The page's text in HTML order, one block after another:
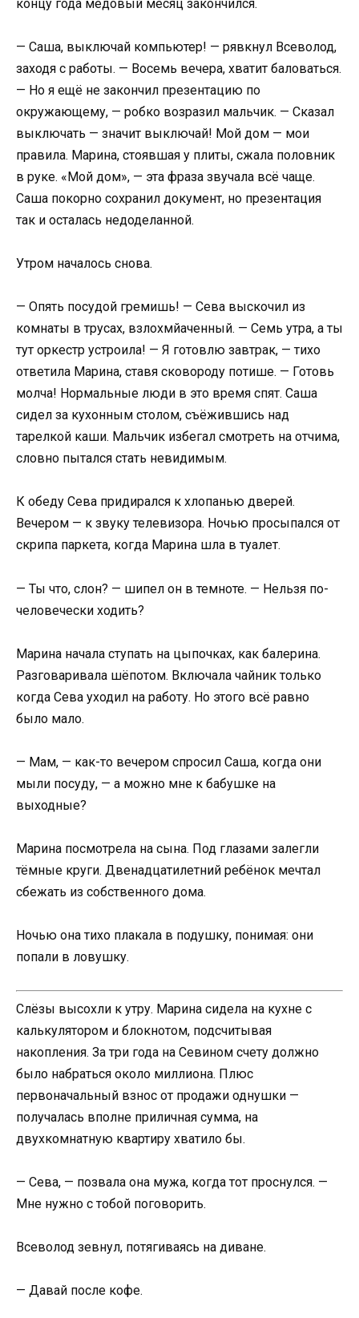
концу года медовый месяц закончился.
— Саша, выключай компьютер! — рявкнул Всеволод,
заходя с работы. — Восемь вечера, хватит баловаться.
— Но я ещё не закончил презентацию по
окружающему, — робко возразил мальчик. — Сказал
выключать — значит выключай! Мой дом — мои
правила. Марина, стоявшая у плиты, сжала половник
в руке. «Мой дом», — эта фраза звучала всё чаще.
Саша покорно сохранил документ, но презентация
так и осталась недоделанной.
Утром началось снова.
— Опять посудой гремишь! — Сева выскочил из
комнаты в трусах, взлохмйаченный. — Семь утра, а ты
тут оркестр устроила! — Я готовлю завтрак, — тихо
ответила Марина, ставя сковороду потише. — Готовь
молча! Нормальные люди в это время спят. Саша
сидел за кухонным столом, съёжившись над
тарелкой каши. Мальчик избегал смотреть на отчима,
словно пытался стать невидимым.
К обеду Сева придирался к хлопанью дверей.
Вечером — к звуку телевизора. Ночью просыпался от
скрипа паркета, когда Марина шла в туалет.
— Ты что, слон? — шипел он в темноте. — Нельзя по-
человечески ходить?
Марина начала ступать на цыпочках, как балерина.
Разговаривала шёпотом. Включала чайник только
когда Сева уходил на работу. Но этого всё равно
было мало.
— Мам, — как-то вечером спросил Саша, когда они
мыли посуду, — а можно мне к бабушке на
выходные?
Марина посмотрела на сына. Под глазами залегли
тёмные круги. Двенадцатилетний ребёнок мечтал
сбежать из собственного дома.
Ночью она тихо плакала в подушку, понимая: они
попали в ловушку.
Слёзы высохли к утру. Марина сидела на кухне с
калькулятором и блокнотом, подсчитывая
накопления. За три года на Севином счету должно
было набраться около миллиона. Плюс
первоначальный взнос от продажи однушки —
получалась вполне приличная сумма, на
двухкомнатную квартиру хватило бы.
— Сева, — позвала она мужа, когда тот проснулся. —
Мне нужно с тобой поговорить.
Всеволод зевнул, потягиваясь на диване.
— Давай после кофе.